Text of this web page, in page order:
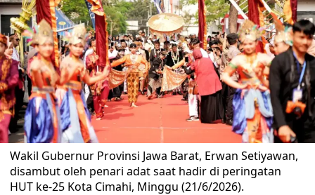
Wakil Gubernur Provinsi Jawa Barat, Erwan Setiyawan,
disambut oleh penari adat saat hadir di peringatan
HUT ke-25 Kota Cimahi, Minggu (21/6/2026).